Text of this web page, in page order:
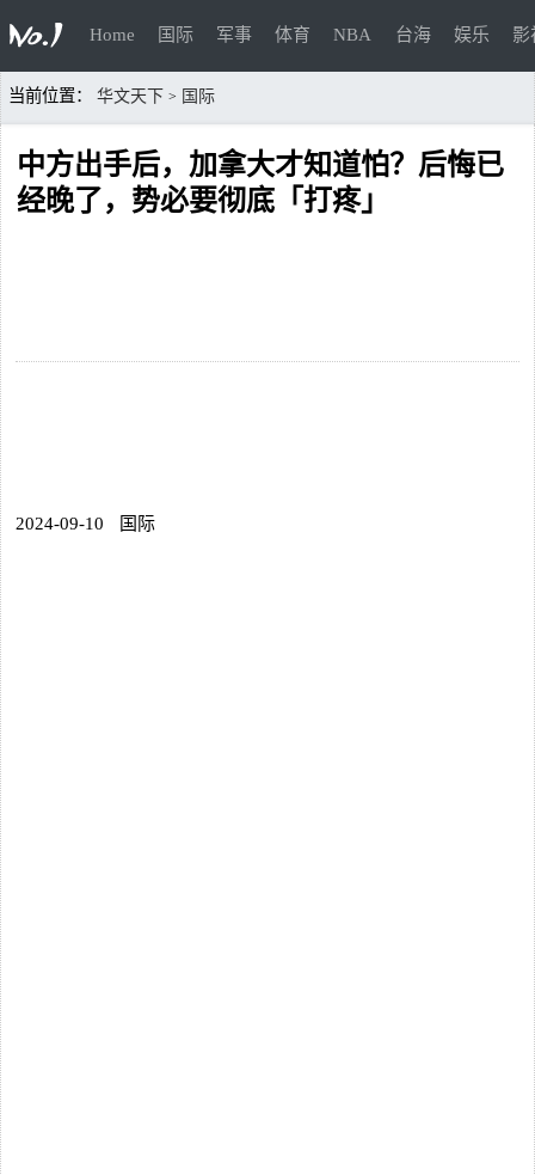
Home 国际 军事 体育 NBA 台海 娱乐 影
当前位置： 华文天下 > 国际
中方出手后，加拿大才知道怕？后悔已
经晚了，势必要彻底「打疼」
2024-09-10 国际